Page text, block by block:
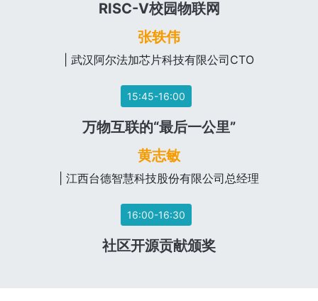
RISC-V校园物联网
张轶伟
| 武汉阿尔法加芯片科技有限公司CTO
15:45-16:00
万物互联的“最后一公里”
黄志敏
| 江西台德智慧科技股份有限公司总经理
16:00-16:30
社区开源贡献颁奖